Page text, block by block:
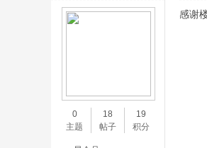
0
主题
18
帖子
19
积分
感谢